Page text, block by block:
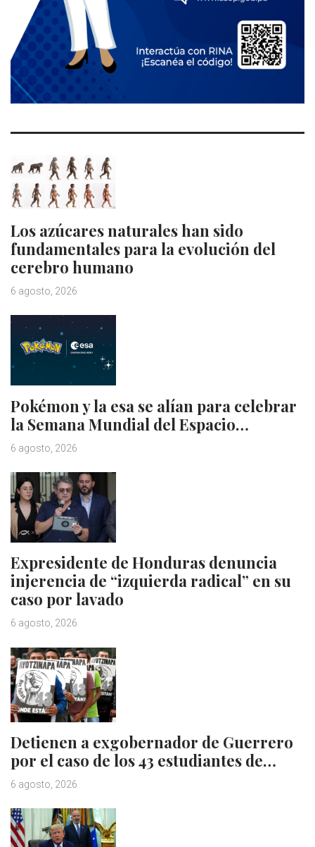
Los azúcares naturales han sido
fundamentales para la evolución del
cerebro humano
6 agosto, 2026
Pokémon y la esa se alían para celebrar
la Semana Mundial del Espacio…
6 agosto, 2026
Expresidente de Honduras denuncia
injerencia de “izquierda radical” en su
caso por lavado
6 agosto, 2026
Detienen a exgobernador de Guerrero
por el caso de los 43 estudiantes de…
6 agosto, 2026